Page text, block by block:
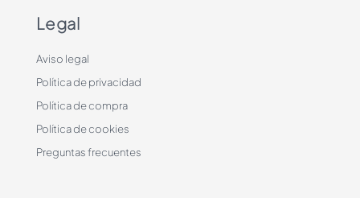
Legal
Aviso legal
Política de privacidad
Política de compra
Política de cookies
Preguntas frecuentes